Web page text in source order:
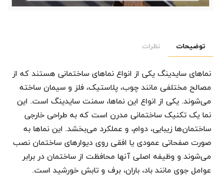
توضیحات نظرات
نماهای سایدینگ یکی از انواع نماهای ساختمانی هستند که از
مصالح مختلفی مانند چوب، پلاستیک، فلز و سیمان ساخته
می‌شوند. یکی از انواع این نماها، سمنت سایدینگ است. این
نما یک تکنیک ساختمانی مدرن است که به طراحی خارجی
ساختمان‌ها زیبایی، دوام، و عملکرد می‌بخشد. این نماها به
صورت صفحاتی عمودی یا افقی روی دیوارهای ساختمان نصب
می‌شوند و وظیفه اصلی آنها محافظت از ساختمان در برابر
عوامل جوی مانند باد، باران، برف و تابش خورشید است.